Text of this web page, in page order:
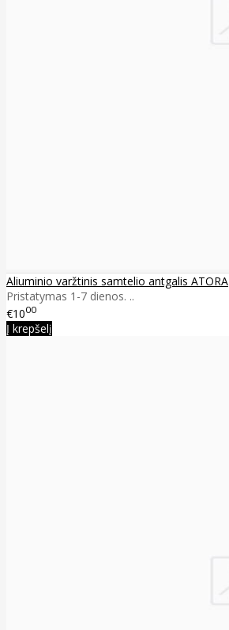
Aliuminio varžtinis samtelio antgalis ATORA
Pristatymas 1-7 dienos. ..
€1000
Į krepšelį